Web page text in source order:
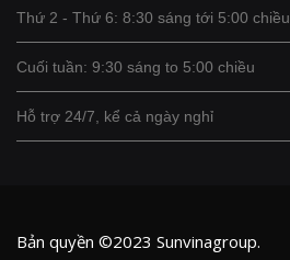
Thứ 2 - Thứ 6: 8:30 sáng tới 5:00 chiều
Cuối tuần: 9:30 sáng to 5:00 chiều
Hỗ trợ 24/7, kể cả ngày nghỉ
Bản quyền ©2023 Sunvinagroup.